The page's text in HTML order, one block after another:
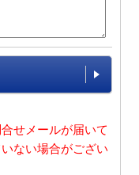
せメールが届いて
ない場合がござい